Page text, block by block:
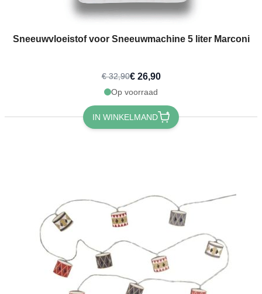
Sneeuwvloeistof voor Sneeuwmachine 5 liter Marconi
€ 32,90€ 26,90
Op voorraad
IN WINKELMAND